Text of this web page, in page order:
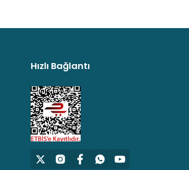
0,00 TL
) Askı Aparatı
Hızlı Bağlantı